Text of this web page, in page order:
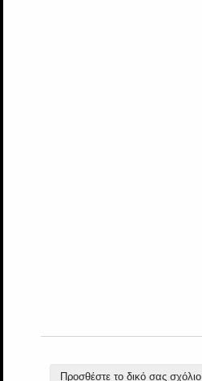
Προσθέστε το δικό σας σχόλιο